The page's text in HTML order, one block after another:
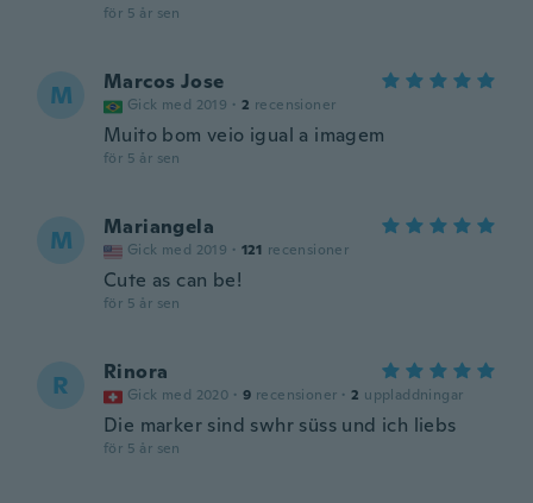
för 5 år sen
M Marcos Jose
Gick med 2019 · 2 recensioner
Muito bom veio igual a imagem
för 5 år sen
M Mariangela
Gick med 2019 · 121 recensioner
Cute as can be!
för 5 år sen
R Rinora
Gick med 2020 · 9 recensioner · 2 uppladdningar
Die marker sind swhr süss und ich liebs
för 5 år sen